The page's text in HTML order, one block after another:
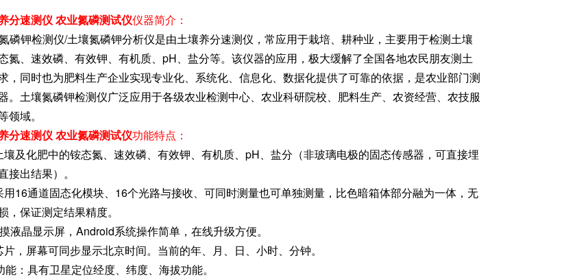
分速测仪 农业氮磷测试仪仪器简介：
磷钾检测仪/土壤氮磷钾分析仪是由土壤养分速测仪，常应用于栽培、耕种业，主要用于检测土壤
氮、速效磷、有效钾、有机质、pH、盐分等。该仪器的应用，极大缓解了全国各地农民朋友测土
，同时也为肥料生产企业实现专业化、系统化、信息化、数据化提供了可靠的依据，是农业部门测
。土壤氮磷钾检测仪广泛应用于各级农业检测中心、农业科研院校、肥料生产、农资经营、农技服
领域。
分速测仪 农业氮磷测试仪功能特点：
壤及化肥中的铵态氮、速效磷、有效钾、有机质、pH、盐分（非玻璃电极的固态传感器，可直接埋
接出结果）。
16通道固态化模块、16个光路与接收、可同时测量也可单独测量，比色暗箱体部分融为一体，无
，保证测定结果精度。
液晶显示屏，Android系统操作简单，在线升级方便。
，屏幕可同步显示北京时间。当前的年、月、日、小时、分钟。
：具有卫星定位经度、纬度、海拔功能。